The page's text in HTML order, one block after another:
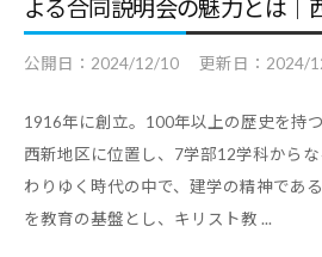
コ
、
教
職
員
よる合同説明会の魅力とは｜
公開日： 2024/12/10 更新日： 2024/
1916年に創立。100年以上の歴史を持
西新地区に位置し、7学部12学科から
わりゆく時代の中で、建学の精神であ
を教育の基盤とし、キリスト教 ...